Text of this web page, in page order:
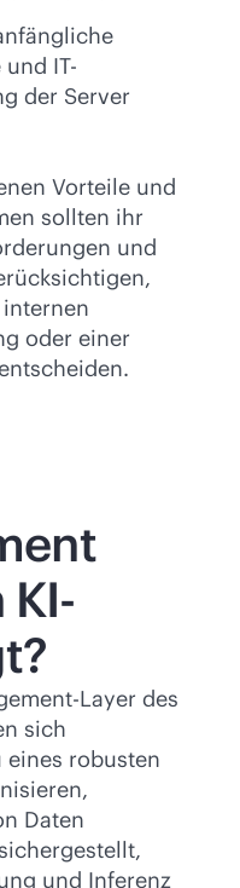
IT-
der Server
Vorteile und
sollten ihr
und
oder einer
Layer des
sich
eines robusten
Daten
und Inferenz